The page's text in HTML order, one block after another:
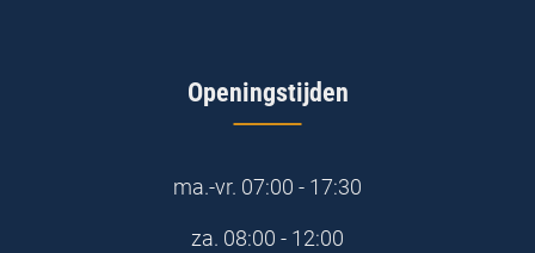
Openingstijden
ma.-vr. 07:00 - 17:30
za. 08:00 - 12:00